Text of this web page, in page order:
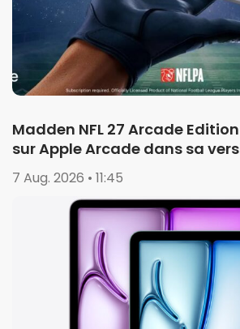
Madden NFL 27 Arcade
sur Apple Arcade dans sa
7 Aug. 2026 • 11:45